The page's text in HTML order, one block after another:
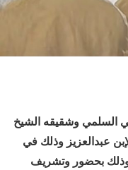
السلمي وشقيقه الشيخ
عبدالعزيز وذلك في
وذلك بحضور وتشريف